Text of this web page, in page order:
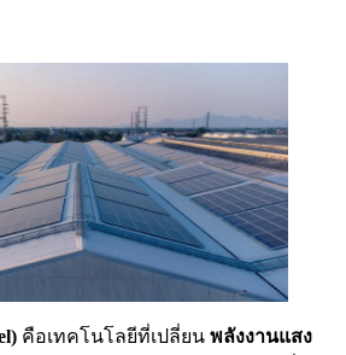
คือเทคโนโลยีที่เปลี่ยน พลังงานแสง